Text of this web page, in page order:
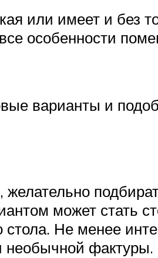
или имеет и без
особенности
варианты и
может стать
Не менее
необычной фактуры.